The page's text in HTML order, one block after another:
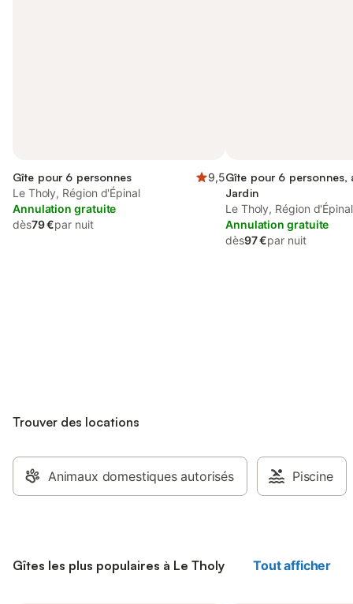
Gîte pour 6 personnes
9,5
Le Tholy, Région d'Épinal
Annulation gratuite
dès79 €par nuit
Gîte pour 6 personnes,
Jardin
Le Tholy, Région d'Épinal
Annulation gratuite
dès97 €par nuit
Trouver des locations
Animaux domestiques autorisés Piscine
Gîtes les plus populaires à Le Tholy Tout afficher